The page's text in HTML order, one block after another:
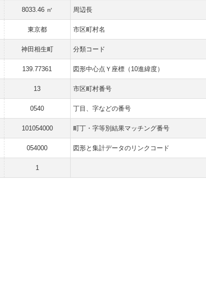
8033.46 ㎡ 周辺長
東京都 市区町村名
神田相生町 分類コード
139.77361 図形中心点Ｙ座標（10進緯度）
13 市区町村番号
0540 丁目、字などの番号
101054000 町丁・字等別結果マッチング番号
054000 図形と集計データのリンクコード
1